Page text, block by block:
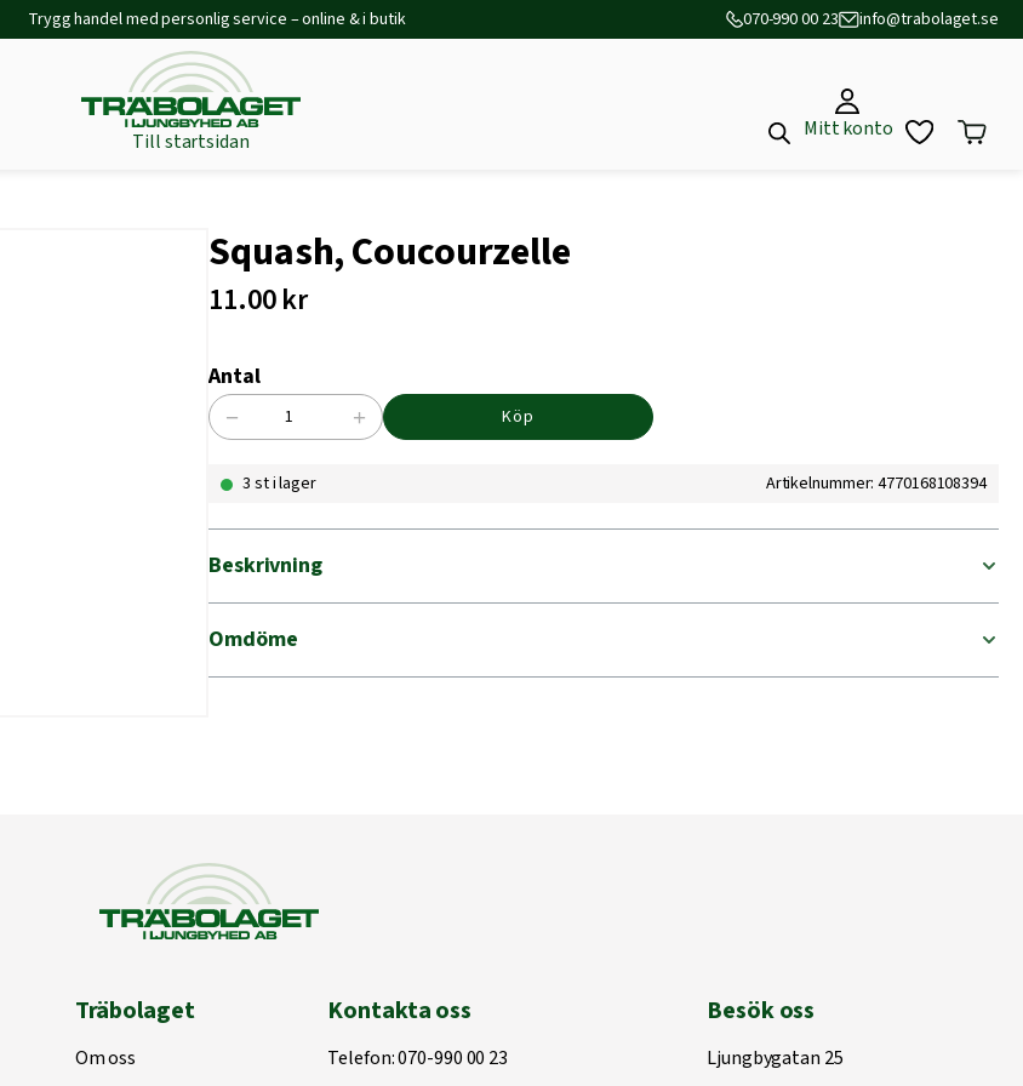
Trygg handel med personlig service – online & i butik 070-990 00 23 info@trabolaget.se
Till startsidan
Mitt konto
Squash, Coucourzelle
11.00kr
Antal
Squash,
mängd
− + Köp
3 st i lager Artikelnummer: 4770168108394
Beskrivning
Omdöme
Träbolaget
Om oss
Kontakta oss
Telefon:070-990 00 23
Besök oss
Ljungbygatan 25